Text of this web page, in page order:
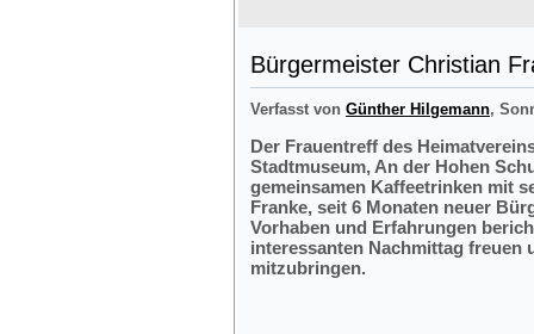
Bürgermeister Christian
Verfasst von Günther Hilgemann,
Der Frauentreff des
Stadtmuseum, An der Hohen
gemeinsamen Kaffeetrinken mit
Franke, seit 6 Monaten neuer
Vorhaben und Erfahrungen
interessanten Nachmittag freuen
mitzubringen.